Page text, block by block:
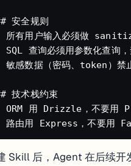
Assistant 修 Bug"工
最佳实践：
码（大方向对就行）
："Agent 卡在 X 问题上了
容易在修 bug 时陷入死循环。
安全规则
所有用户输入必须做
SQL 查询必须用参数化查询，
敏感数据（密码、token）禁
技术栈约束
ORM 用 Drizzle，不要用
Skill 后，Agent 在后续开